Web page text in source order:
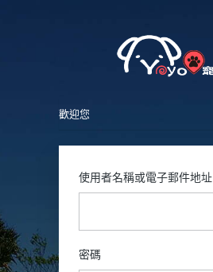
歡迎您
使用者名稱或電子郵件地址
密碼